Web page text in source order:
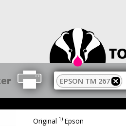
EPSON TM 267
Original 1) Epson